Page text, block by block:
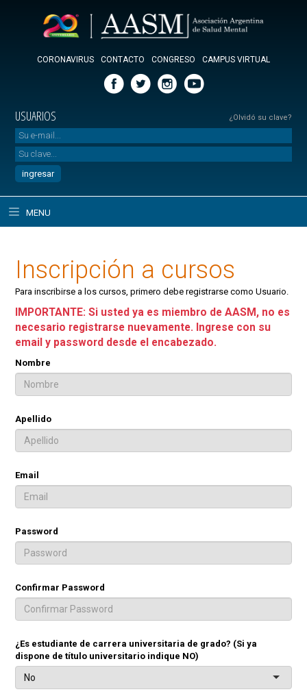
CORONAVIRUS CONTACTO CONGRESO CAMPUS VIRTUAL
USUARIOS ¿Olvidó su clave?
MENU
Inscripción a cursos
Para inscribirse a los cursos, primero debe registrarse como Usuario.
IMPORTANTE: Si usted ya es miembro de AASM, no es
necesario registrarse nuevamente. Ingrese con su
email y password desde el encabezado.
Nombre
Apellido
Email
Password
Confirmar Password
¿Es estudiante de carrera universitaria de grado? (Si ya
dispone de título universitario indique NO)
No